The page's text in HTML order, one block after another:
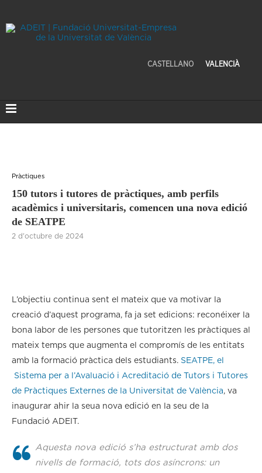
CASTELLANO VALENCIÀ
Pràctiques
150 tutors i tutores de pràctiques, amb perfils
acadèmics i universitaris, comencen una nova edició
de SEATPE
2 d'octubre de 2024
L’objectiu continua sent el mateix que va motivar la
creació d’aquest programa, fa ja set edicions: reconéixer la
bona labor de les persones que tutoritzen les pràctiques al
mateix temps que augmenta el compromís de les entitats
amb la formació pràctica dels estudiants. SEATPE, el
Sistema per a l’Avaluació i Acreditació de Tutors i Tutores
de Pràctiques Externes de la Universitat de València, va
inaugurar ahir la seua nova edició en la seu de la
Fundació ADEIT.
Aquesta nova edició s’ha estructurat amb dos
nivells de formació, tots dos asíncrons: un